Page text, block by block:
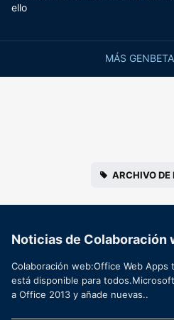
MÁS
ello
ARCHIVO
Noticias de Colaboración
Colaboración web:Office Web Apps
está disponible para
a Office 2013 y añade nuevas..